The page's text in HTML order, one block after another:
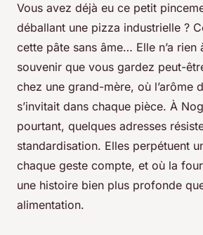
Vous avez déjà eu ce petit
déballant une pizza industrielle ?
cette pâte sans âme… Elle n’a rien
souvenir que vous gardez peut-
chez une grand-mère, où l’arôme
s’invitait dans chaque pièce. À
pourtant, quelques adresses
standardisation. Elles perpétuent
chaque geste compte, et où la
une histoire bien plus profonde
alimentation.